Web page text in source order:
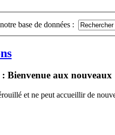
base de données :
: Bienvenue aux nouveaux
et ne peut accueillir de